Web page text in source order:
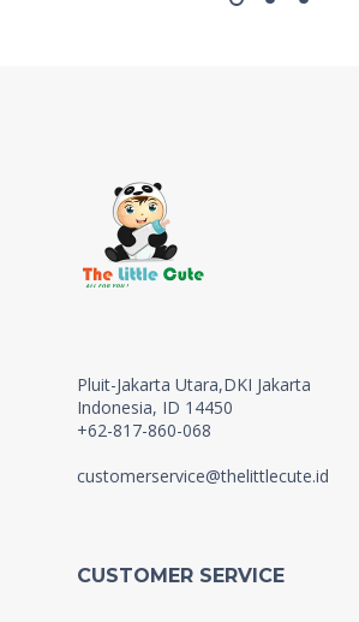
Pluit-Jakarta Utara,DKI Jakarta
Indonesia, ID 14450
+62-817-860-068
customerservice@thelittlecute.id
CUSTOMER SERVICE